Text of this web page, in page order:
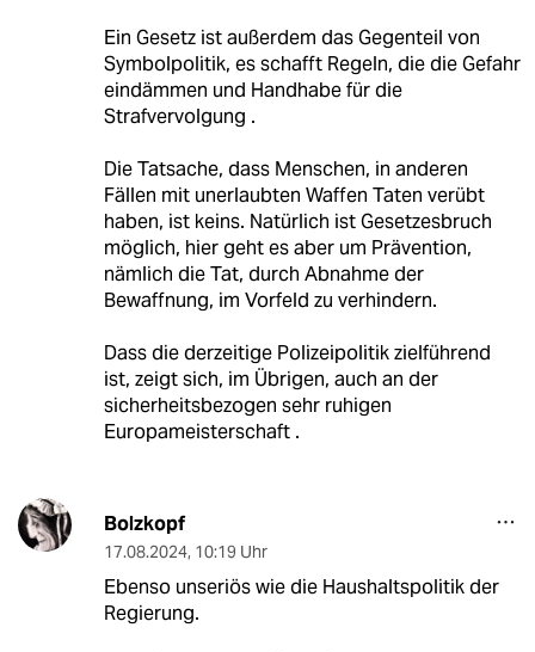
Ein Gesetz ist außerdem das Gegenteil von
Symbolpolitik, es schafft Regeln, die die Gefahr
eindämmen und Handhabe für die
Strafvervolgung .
Die Tatsache, dass Menschen, in anderen
Fällen mit unerlaubten Waffen Taten verübt
haben, ist keins. Natürlich ist Gesetzesbruch
möglich, hier geht es aber um Prävention,
nämlich die Tat, durch Abnahme der
Bewaffnung, im Vorfeld zu verhindern.
Dass die derzeitige Polizeipolitik zielführend
ist, zeigt sich, im Übrigen, auch an der
sicherheitsbezogen sehr ruhigen
Europameisterschaft .
Bolzkopf
17.08.2024, 10:19 Uhr
Ebenso unseriös wie die Haushaltspolitik der
Regierung.